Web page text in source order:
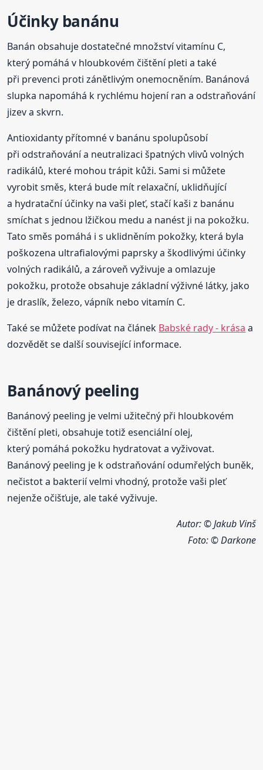
Účinky banánu
Banán obsahuje dostatečné množství vitamínu C,
který pomáhá v hloubkovém čištění pleti a také
při prevenci proti zánětlivým onemocněním. Banánová
slupka napomáhá k rychlému hojení ran a odstraňování
jizev a skvrn.
Antioxidanty přítomné v banánu spolupůsobí
při odstraňování a neutralizaci špatných vlivů volných
radikálů, které mohou trápit kůži. Sami si můžete
vyrobit směs, která bude mít relaxační, uklidňující
a hydratační účinky na vaši pleť, stačí kaši z banánu
smíchat s jednou lžičkou medu a nanést ji na pokožku.
Tato směs pomáhá i s uklidněním pokožky, která byla
poškozena ultrafialovými paprsky a škodlivými účinky
volných radikálů, a zároveň vyživuje a omlazuje
pokožku, protože obsahuje základní výživné látky, jako
je draslík, železo, vápník nebo vitamín C.
Také se můžete podívat na článek Babské rady - krása a
dozvědět se další související informace.
Banánový peeling
Banánový peeling je velmi užitečný při hloubkovém
čištění pleti, obsahuje totiž esenciální olej,
který pomáhá pokožku hydratovat a vyživovat.
Banánový peeling je k odstraňování odumřelých buněk,
nečistot a bakterií velmi vhodný, protože vaši pleť
nejenže očišťuje, ale také vyživuje.
Autor: © Jakub Vinš
Foto:© Darkone